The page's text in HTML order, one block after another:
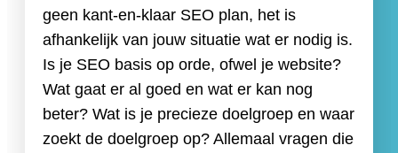
geen kant-en-klaar SEO plan, het is
afhankelijk van jouw situatie wat er nodig is.
Is je SEO basis op orde, ofwel je website?
Wat gaat er al goed en wat er kan nog
beter? Wat is je precieze doelgroep en waar
zoekt de doelgroep op? Allemaal vragen die